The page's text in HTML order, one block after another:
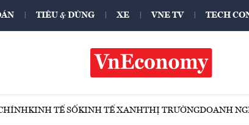
TIÊU & DÙNG XE VNE TV TECH
KINH TẾ SỐKINH TẾ XANHTHỊ TRƯỜNGDOANH